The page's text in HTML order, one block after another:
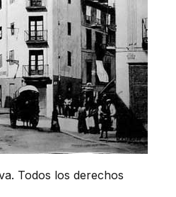
Todos los derechos